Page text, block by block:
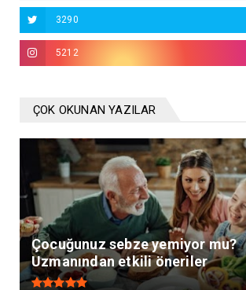
3290
5212
ÇOK OKUNAN YAZILAR
Çocuğunuz sebze yemiyor mu?
Uzmanından etkili öneriler